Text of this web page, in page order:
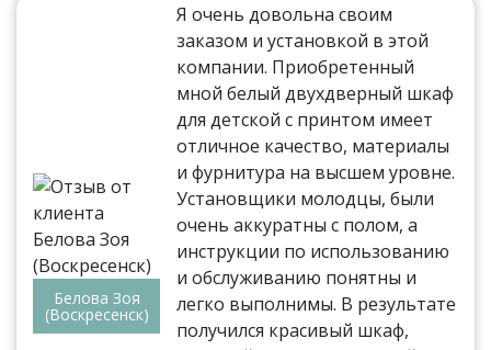
Белова Зоя
(Воскресенск)
Я очень довольна своим
заказом и установкой в этой
компании. Приобретенный
мной белый двухдверный шкаф
для детской с принтом имеет
отличное качество, материалы
и фурнитура на высшем уровне.
Установщики молодцы, были
очень аккуратны с полом, а
инструкции по использованию
и обслуживанию понятны и
легко выполнимы. В результате
получился красивый шкаф,